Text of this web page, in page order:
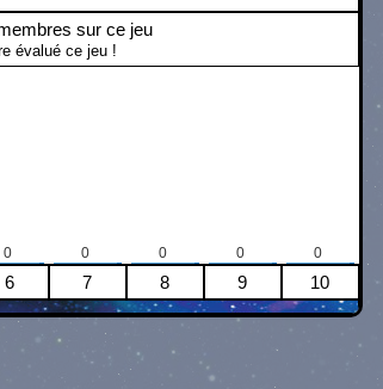
sur ce jeu
évalué ce jeu !
0 0 0 0 0
6 7 8 9 10